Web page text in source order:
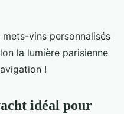
vins personnalisés
la lumière parisienne
!
idéal pour